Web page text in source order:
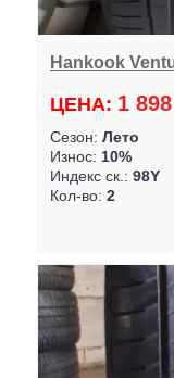
Hankook
ЦЕНА: 1
Сезон: Лето
Износ: 10%
Индекс ск.: 98Y
Кол-во: 2